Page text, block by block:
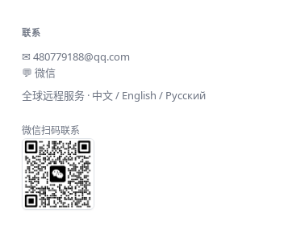
联系
✉ 480779188@qq.com
💬 微信
全球远程服务 · 中文 / English / Русский
微信扫码联系